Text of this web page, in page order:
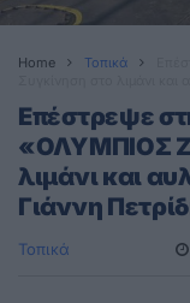
Home Τοπικά
Επέστρεψε
«ΟΛΥΜΠΙΟΣ
λιμάνι και
Γιάννη
Τοπικά